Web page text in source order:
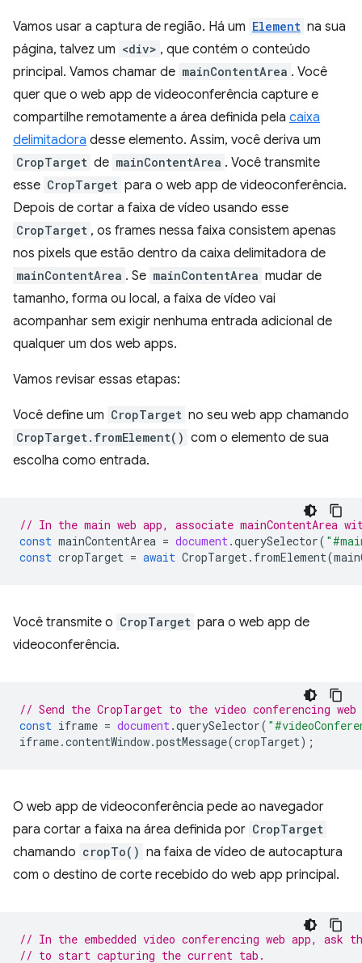
Vamos usar a captura de região. Há um Element na sua
página, talvez um <div> , que contém o conteúdo
principal. Vamos chamar de mainContentArea . Você
quer que o web app de videoconferência capture e
compartilhe remotamente a área definida pela caixa
delimitadora desse elemento. Assim, você deriva um
CropTarget de mainContentArea . Você transmite
esse CropTarget para o web app de videoconferência.
Depois de cortar a faixa de vídeo usando esse
CropTarget , os frames nessa faixa consistem apenas
nos pixels que estão dentro da caixa delimitadora de
mainContentArea . Se mainContentArea mudar de
tamanho, forma ou local, a faixa de vídeo vai
acompanhar sem exigir nenhuma entrada adicional de
qualquer um dos web apps.
Vamos revisar essas etapas:
Você define um CropTarget no seu web app chamando
CropTarget.fromElement() com o elemento de sua
escolha como entrada.
// In the main web app, associate mainContentArea
const mainContentArea = document .querySelector(
const cropTarget = await CropTarget . fromElement(
Você transmite o CropTarget para o web app de
videoconferência.
// Send the CropTarget to the video conferencing web
const iframe = document .querySelector(
iframe.contentWindow.postMessage(cropTarget);
O web app de videoconferência pede ao navegador
para cortar a faixa na área definida por CropTarget
chamando cropTo() na faixa de vídeo de autocaptura
com o destino de corte recebido do web app principal.
// In the embedded video conferencing web app, ask
// to start capturing the current tab.